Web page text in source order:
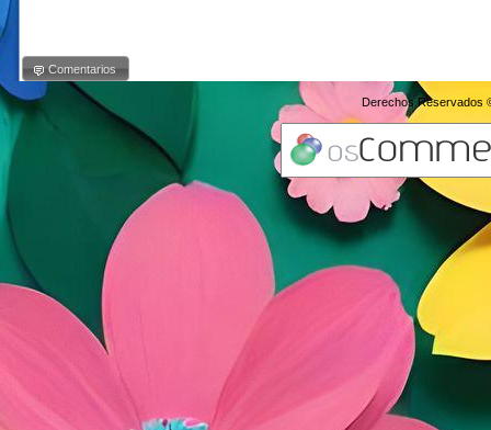
Comentarios
Derechos Reservados